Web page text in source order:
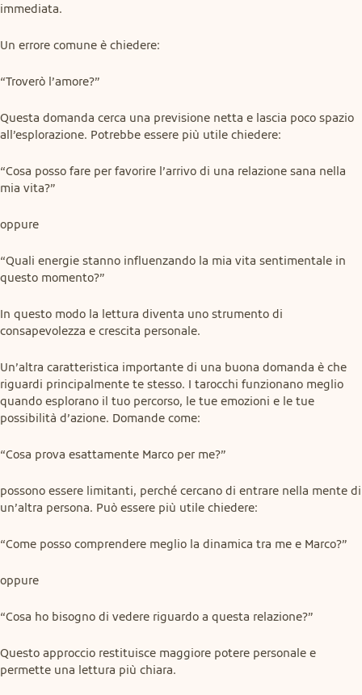
immediata.
Un errore comune è chiedere:
“Troverò l’amore?”
Questa domanda cerca una previsione netta e lascia poco spazio
all’esplorazione. Potrebbe essere più utile chiedere:
“Cosa posso fare per favorire l’arrivo di una relazione sana nella
mia vita?”
oppure
“Quali energie stanno influenzando la mia vita sentimentale in
questo momento?”
In questo modo la lettura diventa uno strumento di
consapevolezza e crescita personale.
Un’altra caratteristica importante di una buona domanda è che
riguardi principalmente te stesso. I tarocchi funzionano meglio
quando esplorano il tuo percorso, le tue emozioni e le tue
possibilità d’azione. Domande come:
“Cosa prova esattamente Marco per me?”
possono essere limitanti, perché cercano di entrare nella mente di
un’altra persona. Può essere più utile chiedere:
“Come posso comprendere meglio la dinamica tra me e Marco?”
oppure
“Cosa ho bisogno di vedere riguardo a questa relazione?”
Questo approccio restituisce maggiore potere personale e
permette una lettura più chiara.